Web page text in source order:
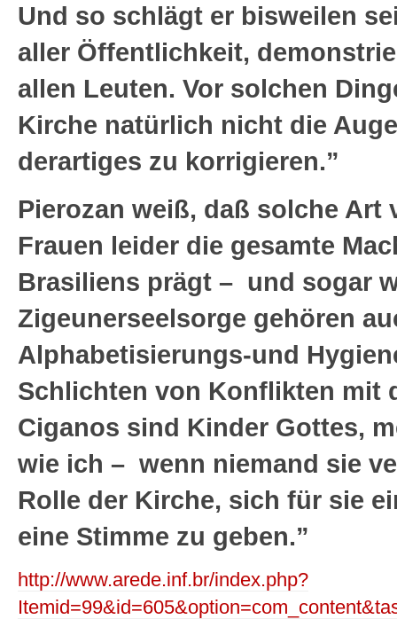
Und so schlägt er bisweilen
aller Öffentlichkeit,
allen Leuten. Vor solchen
Kirche natürlich nicht die
derartiges zu korrigieren.”
Pierozan weiß, daß solche Art
Frauen leider die gesamte
Brasiliens prägt – und sogar
Zigeunerseelsorge gehören
Alphabetisierungs-und
Schlichten von Konflikten mit
Ciganos sind Kinder Gottes,
wie ich – wenn niemand sie
Rolle der Kirche, sich für sie
eine Stimme zu geben.”
http://www.arede.inf.br/index.php?